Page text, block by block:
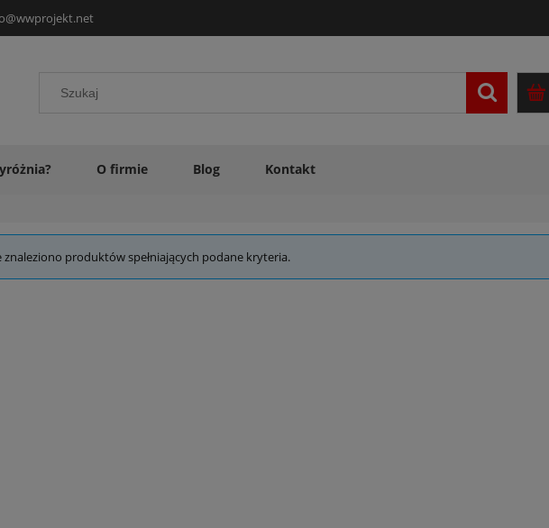
O firmie Blog Kontakt
znaleziono produktów spełniających podane kryteria.